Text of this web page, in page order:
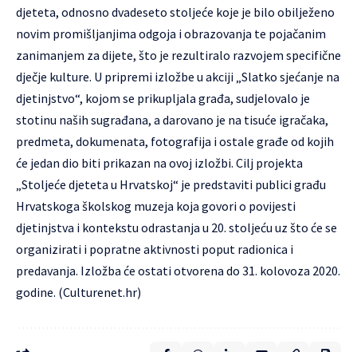
djeteta, odnosno dvadeseto stoljeće koje je bilo obilježeno
novim promišljanjima odgoja i obrazovanja te pojačanim
zanimanjem za dijete, što je rezultiralo razvojem specifične
dječje kulture. U pripremi izložbe u akciji „Slatko sjećanje na
djetinjstvo“, kojom se prikupljala građa, sudjelovalo je
stotinu naših sugrađana, a darovano je na tisuće igračaka,
predmeta, dokumenata, fotografija i ostale građe od kojih
će jedan dio biti prikazan na ovoj izložbi. Cilj projekta
„Stoljeće djeteta u Hrvatskoj“ je predstaviti publici građu
Hrvatskoga školskog muzeja koja govori o povijesti
djetinjstva i kontekstu odrastanja u 20. stoljeću uz što će se
organizirati i popratne aktivnosti poput radionica i
predavanja. Izložba će ostati otvorena do 31. kolovoza 2020.
godine. (Culturenet.hr)